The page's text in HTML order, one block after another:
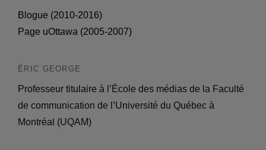
Blogue (2010-2016)
Page uOttawa (2005-2007)
ÉRIC GEORGE
Professeur titulaire à l’École des médias de la Faculté
de communication de l’Université du Québec à
Montréal (UQAM)